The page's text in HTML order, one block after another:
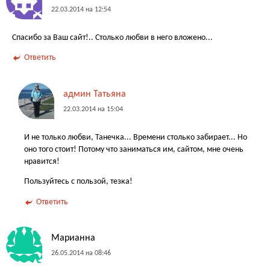
22.03.2014 на 12:54
Спасибо за Ваш сайт!.. Столько любви в него вложено...
Ответить
админ Татьяна
22.03.2014 на 15:04
И не только любви, Танечка... Времени столько забирает... Но
оно того стоит! Потому что заниматься им, сайтом, мне очень
нравится!
Пользуйтесь с пользой, тезка!
Ответить
Марианна
26.05.2014 на 08:46